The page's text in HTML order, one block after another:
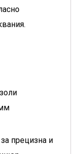
прецизна и